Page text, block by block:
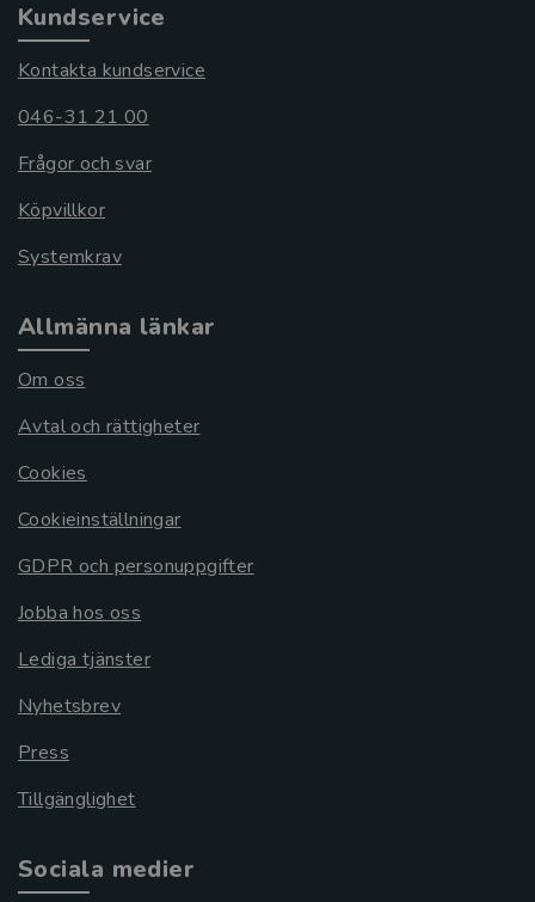
Kundservice
Kontakta kundservice
046-31 21 00
Frågor och svar
Köpvillkor
Systemkrav
Allmänna länkar
Om oss
Avtal och rättigheter
Cookies
Cookieinställningar
GDPR och personuppgifter
Jobba hos oss
Lediga tjänster
Nyhetsbrev
Press
Tillgänglighet
Sociala medier